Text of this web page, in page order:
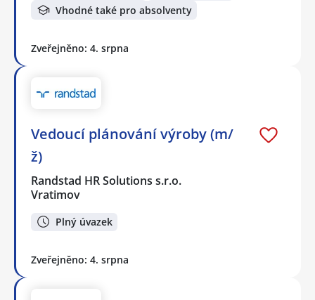
Vhodné také pro absolventy
Zveřejněno: 4. srpna
Vedoucí plánování výroby (m/
ž)
Randstad HR Solutions s.r.o.
Vratimov
Plný úvazek
Zveřejněno: 4. srpna